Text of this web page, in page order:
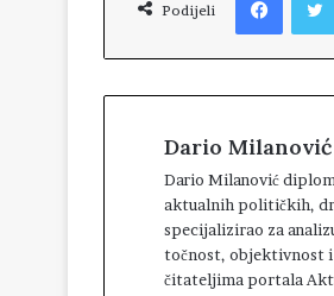
Podijeli
Dario Milanović
Dario Milanović
aktualnih političkih,
specijalizirao za
točnost, objektivnost i
čitateljima portala